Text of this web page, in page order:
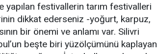
yapılan festivallerin tarım festivalleri
dikkat ederseniz -yoğurt, karpuz,
bir önemi ve anlamı var. Silivri
beşte biri yüzölçümünü kaplayan